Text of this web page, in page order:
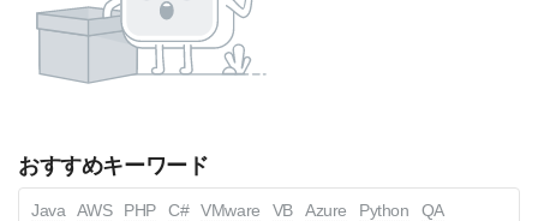
おすすめキーワード
Java AWS PHP C# VMware VB Azure Python
QA